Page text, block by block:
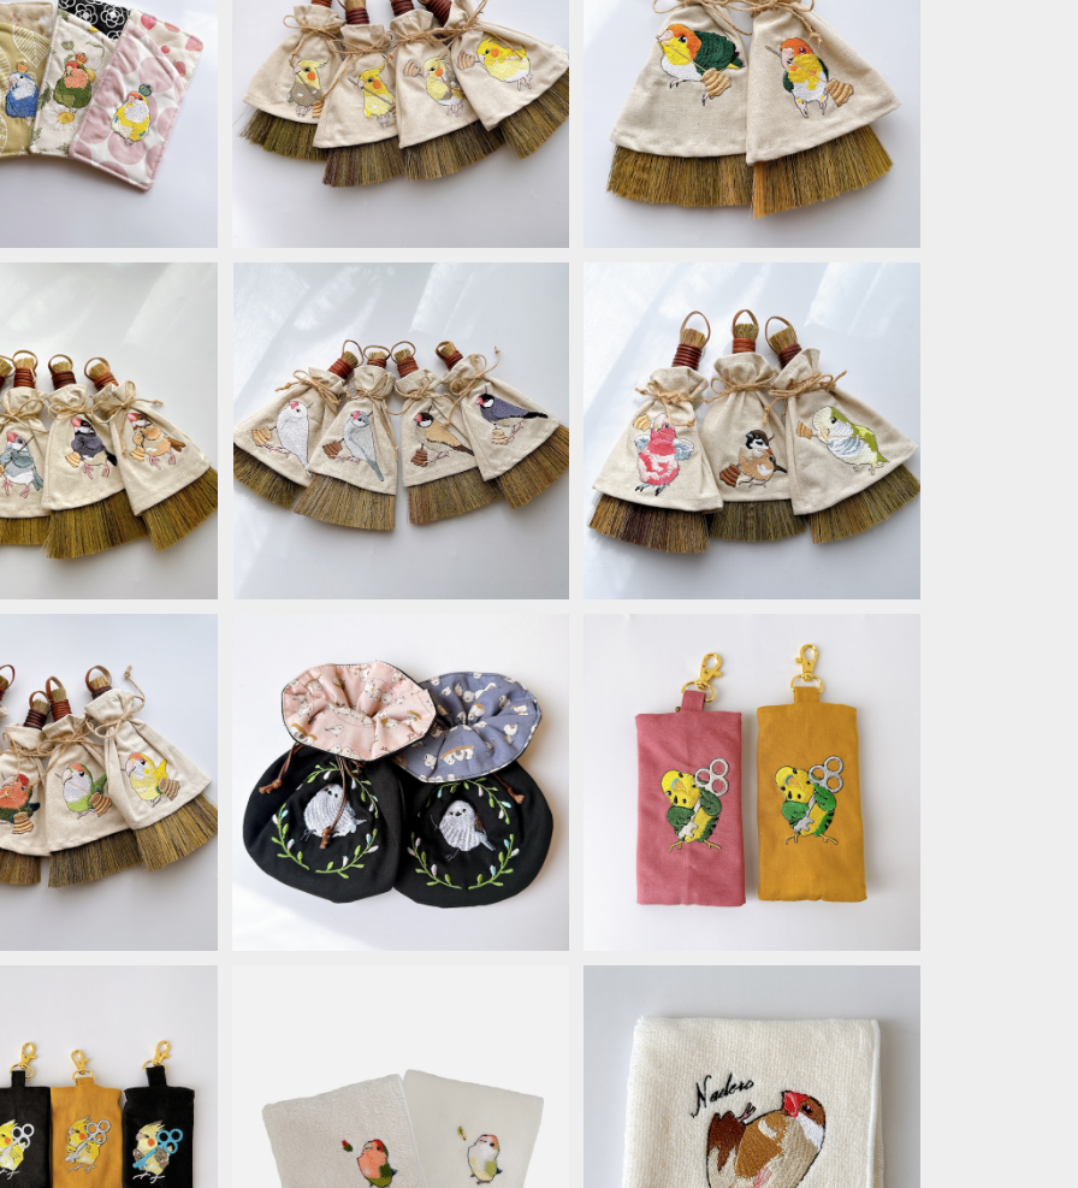
ス＊コザクラインコ
¥1,650
ミニほうき＊オカメインコ
¥1,760
ミニほうき＊シロハラインコ
¥1,760
ほうき＊文鳥
¥1,760
ミニほうき＊文鳥
¥1,760
ミニほうき＊モモイロ・オキナ・スズメ
¥1,760
き＊コザクラインコ
¥1,760
まんまる巾着＊シマエナガ
¥2,090
ミニポケット＊セキセイインコ
¥2,090
ット＊オカメインコ
¥2,090
今治タオルハンカチ＊コザクラインコ
¥1,870
今治タオルハンカチ＊撫でろ文鳥
¥1,870